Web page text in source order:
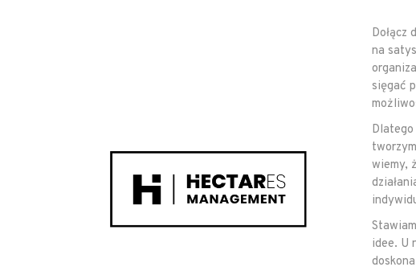
Dołącz
na
sięgać
wiemy,
idee. U